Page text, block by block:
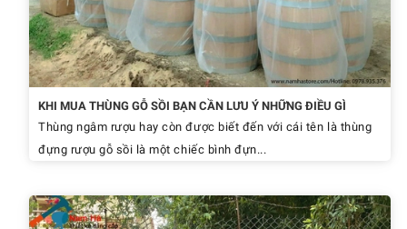
KHI MUA THÙNG GỖ SỒI BẠN CẦN LƯU Ý NHỮNG ĐIỀU GÌ
Thùng ngâm rượu hay còn được biết đến với cái tên là thùng
đựng rượu gỗ sồi là một chiếc bình đựn...